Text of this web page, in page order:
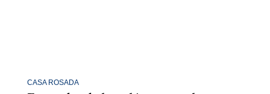
CASA ROSADA